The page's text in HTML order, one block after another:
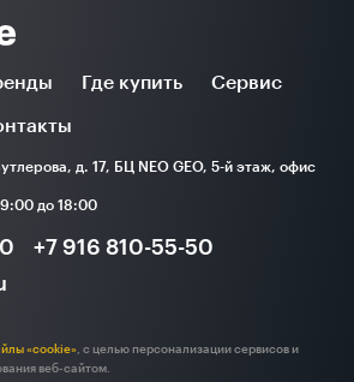
Где купить Сервис
д. 17, БЦ NEO GEO, 5-й этаж, офис
до 18:00
+7 916 810-55-50
«cookie», с целью персонализации сервисов и
веб-сайтом.